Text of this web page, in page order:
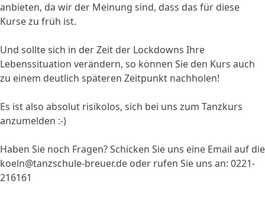
anbieten, da wir der Meinung sind, dass das für diese
Kurse zu früh ist.
Und sollte sich in der Zeit der Lockdowns Ihre
Lebenssituation verändern, so können Sie den Kurs auch
zu einem deutlich späteren Zeitpunkt nachholen!
Es ist also absolut risikolos, sich bei uns zum Tanzkurs
anzumelden :-)
Haben Sie noch Fragen? Schicken Sie uns eine Email auf die
koeln@tanzschule-breuer.de oder rufen Sie uns an: 0221-
216161